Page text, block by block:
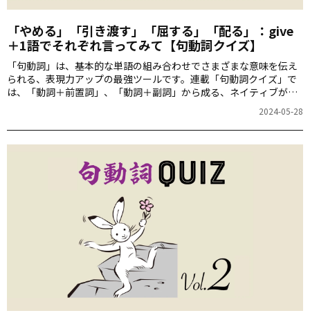
「やめる」「引き渡す」「屈する」「配る」：give
＋1語でそれぞれ言ってみて【句動詞クイズ】
「句動詞」は、基本的な単語の組み合わせでさまざまな意味を伝え
られる、表現力アップの最強ツールです。連載「句動詞クイズ」で
は、「動詞＋前置詞」、「動詞＋副詞」から成る、ネイティブがよ
く使う表現を紹介！今回は動詞「give」を使った句動詞を取り上げ
2024-05-28